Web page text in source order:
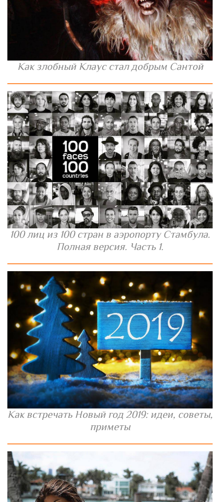
Как злобный Клаус стал добрым Сантой
100 лиц из 100 стран в аэропорту Стамбула.
Полная версия. Часть 1.
Как встречать Новый год 2019: идеи, советы,
приметы